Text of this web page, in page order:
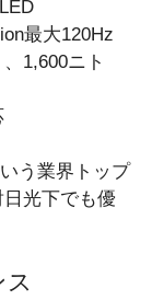
最大120Hz
1,600ニト
う業界トップ
光下でも優